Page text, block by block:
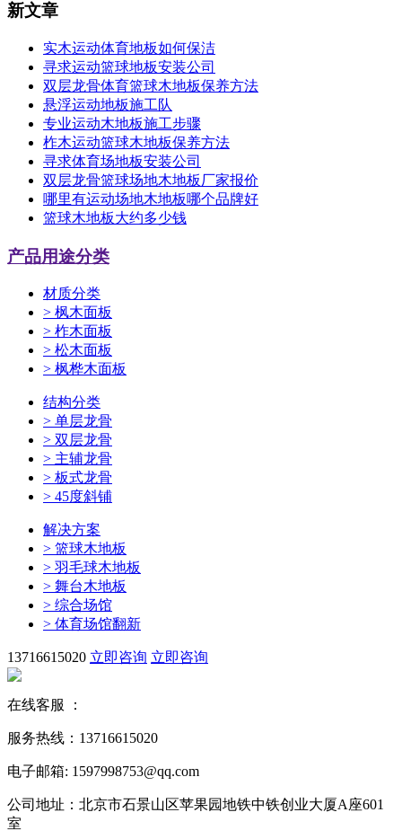
新文章
实木运动体育地板如何保洁
寻求运动篮球地板安装公司
双层龙骨体育篮球木地板保养方法
悬浮运动地板施工队
专业运动木地板施工步骤
柞木运动篮球木地板保养方法
寻求体育场地板安装公司
双层龙骨篮球场地木地板厂家报价
哪里有运动场地木地板哪个品牌好
篮球木地板大约多少钱
产品用途分类
材质分类
> 枫木面板
> 柞木面板
> 松木面板
> 枫桦木面板
结构分类
> 单层龙骨
> 双层龙骨
> 主辅龙骨
> 板式龙骨
> 45度斜铺
解决方案
> 篮球木地板
> 羽毛球木地板
> 舞台木地板
> 综合场馆
> 体育场馆翻新
13716615020 立即咨询 立即咨询
在线客服 ：
服务热线：13716615020
电子邮箱: 1597998753@qq.com
公司地址：北京市石景山区苹果园地铁中铁创业大厦A座601
室